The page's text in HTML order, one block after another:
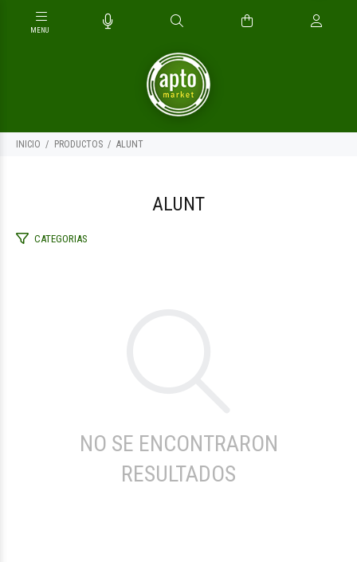
INICIO PRODUCTOS ALUNT
ALUNT
CATEGORIAS
NO SE ENCONTRARON
RESULTADOS